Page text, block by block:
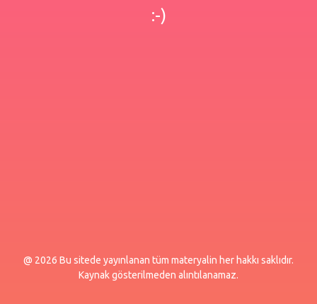
:-)
@ 2026 Bu sitede yayınlanan tüm materyalin her hakkı saklıdır.
Kaynak gösterilmeden alıntılanamaz.